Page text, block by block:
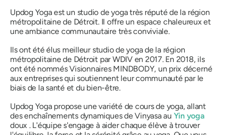
Updog Yoga est un studio de yoga très réputé de la région
métropolitaine de Détroit. Il offre un espace chaleureux et
une ambiance communautaire très conviviale.
Ils ont été élus meilleur studio de yoga de la région
métropolitaine de Détroit par WDIV en 2017. En 2018, ils
ont été nommésVisionnaires MINDBODY, un prix décerné
aux entreprises qui soutiennent leur communauté par le
biais de la santé et du bien-être.
Updog Yoga propose une variété de cours de yoga, allant
des enchaînements dynamiques de Vinyasa au Yin yoga
doux . L'équipe s'engage à aider chaque élève à trouver